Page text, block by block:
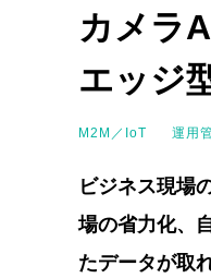
カメラ
エッジ
M2M／IoT 運用
ビジネス現場
場の省力化、
たデータが取